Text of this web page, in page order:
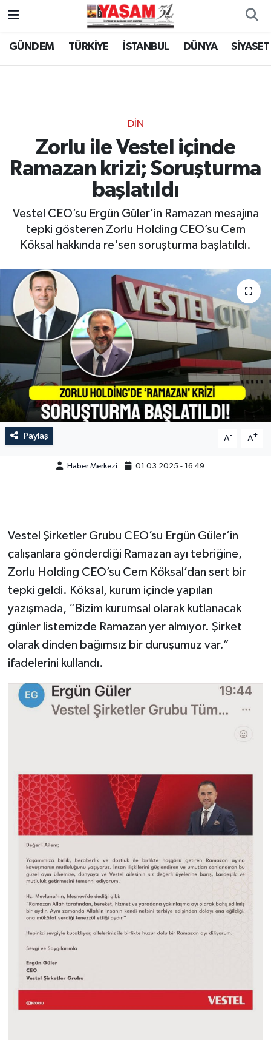
GÜNDEM TÜRKİYE İSTANBUL DÜNYA SİYASET
DİN
Zorlu ile Vestel içinde
Ramazan krizi; Soruşturma
başlatıldı
Vestel CEO’su Ergün Güler’in Ramazan mesajına
tepki gösteren Zorlu Holding CEO’su Cem
Köksal hakkında re'sen soruşturma başlatıldı.
Paylaş A- A+
Haber Merkezi 01.03.2025 - 16:49
Vestel Şirketler Grubu CEO’su Ergün Güler’in
çalışanlara gönderdiği Ramazan ayı tebriğine,
Zorlu Holding CEO’su Cem Köksal’dan sert bir
tepki geldi. Köksal, kurum içinde yapılan
yazışmada, “Bizim kurumsal olarak kutlanacak
günler listemizde Ramazan yer almıyor. Şirket
olarak dinden bağımsız bir duruşumuz var.”
ifadelerini kullandı.